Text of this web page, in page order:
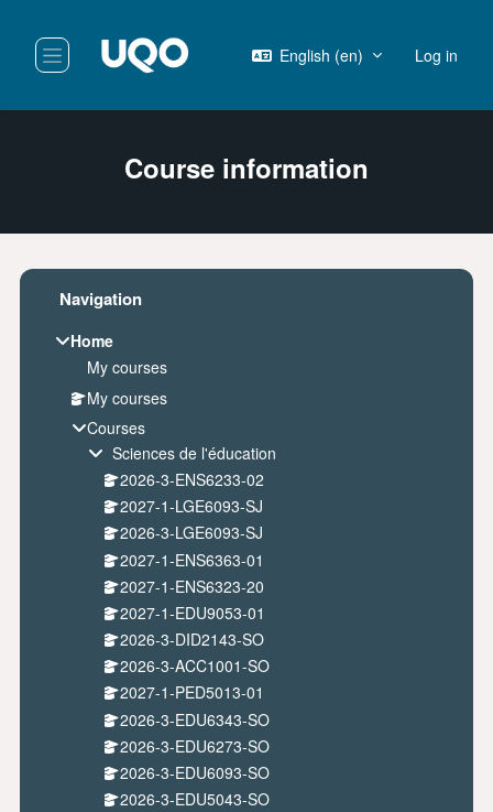
Side panel
English ‎(en)‎ Log in
Course information
Blocks
Skip Navigation
Navigation
Home
My courses
My courses
Courses
Sciences de l'éducation
2026-3-ENS6233-02
2027-1-LGE6093-SJ
2026-3-LGE6093-SJ
2027-1-ENS6363-01
2027-1-ENS6323-20
2027-1-EDU9053-01
2026-3-DID2143-SO
2026-3-ACC1001-SO
2027-1-PED5013-01
2026-3-EDU6343-SO
2026-3-EDU6273-SO
2026-3-EDU6093-SO
2026-3-EDU5043-SO